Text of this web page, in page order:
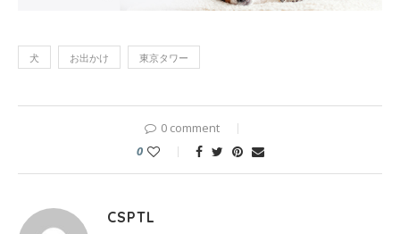
犬 お出かけ 東京タワー
0 comment
0
CSPTL